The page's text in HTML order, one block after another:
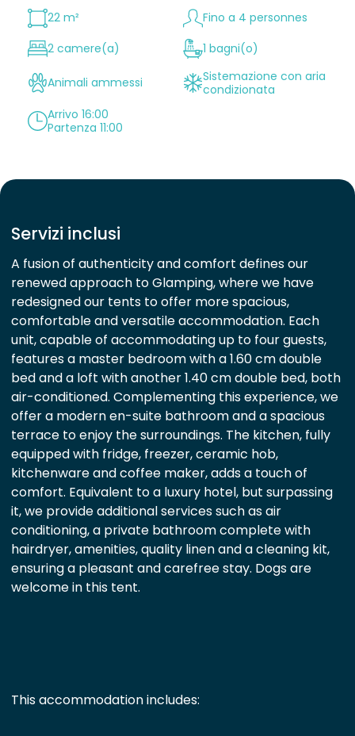
22 m²
Fino a 4 personnes
2 camere(a)
1 bagni(o)
Animali ammessi
Sistemazione con aria
condizionata
Arrivo 16:00
Partenza 11:00
Servizi inclusi
A fusion of authenticity and comfort defines our
renewed approach to Glamping, where we have
redesigned our tents to offer more spacious,
comfortable and versatile accommodation. Each
unit, capable of accommodating up to four guests,
features a master bedroom with a 1.60 cm double
bed and a loft with another 1.40 cm double bed, both
air-conditioned. Complementing this experience, we
offer a modern en-suite bathroom and a spacious
terrace to enjoy the surroundings. The kitchen, fully
equipped with fridge, freezer, ceramic hob,
kitchenware and coffee maker, adds a touch of
comfort. Equivalent to a luxury hotel, but surpassing
it, we provide additional services such as air
conditioning, a private bathroom complete with
hairdryer, amenities, quality linen and a cleaning kit,
ensuring a pleasant and carefree stay. Dogs are
welcome in this tent.
This accommodation includes: